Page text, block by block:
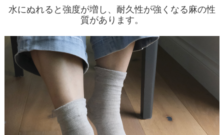
水にぬれると強度が増し、耐久性が強くなる麻の性
質があります。